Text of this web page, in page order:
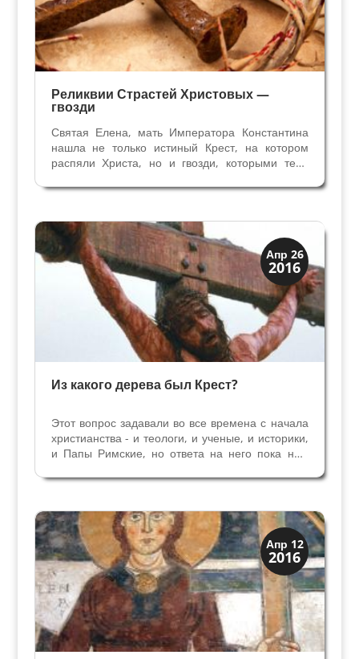
Реликвии Страстей Христовых —
гвозди
Святая Елена, мать Императора Константина
нашла не только истиный Крест, на котором
распяли Христа, но и гвозди, которыми тело
найденных гвоздей противоречивы — три или
запястий и один...
Апр 26
2016
Святые и реликвии
Традиции
Из какого дерева был Крест?
Этот вопрос задавали во все времена с начала
христианства - и теологи, и ученые, и историки,
и Папы Римские, но ответа на него пока нет.
— Реликвий Креста известно в мире. Все они
Апр 12
2016
Святые и реликвии
Традиции